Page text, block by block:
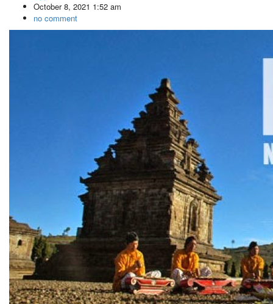
October 8, 2021 1:52 am
no comment